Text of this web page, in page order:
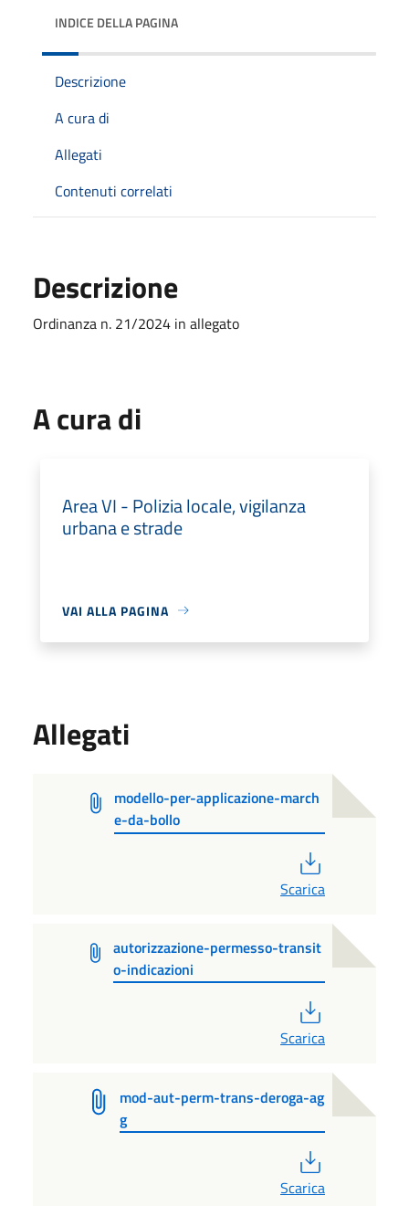
INDICE DELLA PAGINA
Descrizione
A cura di
Allegati
Contenuti correlati
Descrizione
Ordinanza n. 21/2024 in allegato
A cura di
Area VI - Polizia locale, vigilanza
urbana e strade
VAI ALLA PAGINA
Allegati
modello-per-applicazione-march
e-da-bollo
Scarica
autorizzazione-permesso-transit
o-indicazioni
Scarica
mod-aut-perm-trans-deroga-ag
g
Scarica